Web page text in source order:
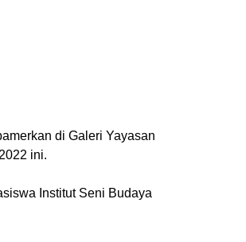
di Galeri Yayasan
ini.
Institut Seni Budaya